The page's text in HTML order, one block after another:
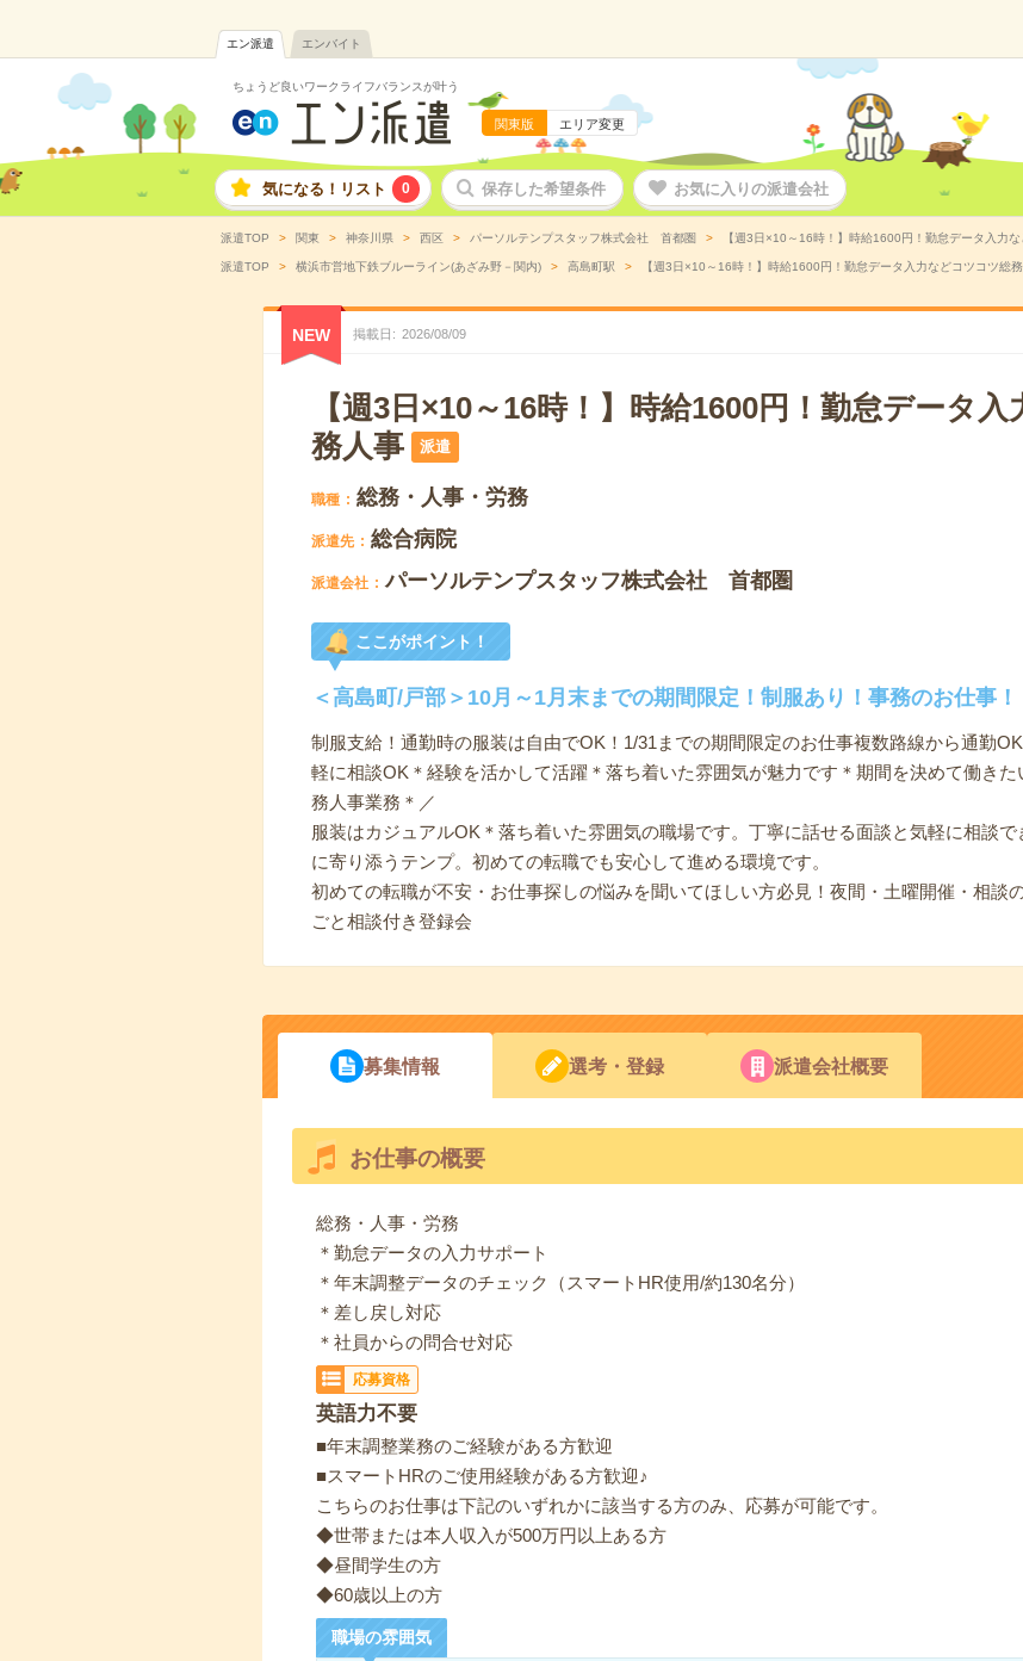
エン派遣 エンバイト
ちょうど良いワークライフバランスが叶う
関東版 エリア変更
気になる！リスト 0 保存した希望条件 お気に入りの派遣会社
派遣TOP 関東 神奈川県 西区 パーソルテンプスタッフ株式会社 首都圏 【週3日×10～16時！】時給1600円！勤怠データ入力
派遣TOP 横浜市営地下鉄ブルーライン(あざみ野－関内) 高島町駅 【週3日×10～16時！】時給1600円！勤怠データ入力などコツコツ総
NEW 掲載日 2026/08/09
【週3日×10～16時！】時給1600円！勤怠データ
務人事
派遣
職種 総務・人事・労務
派遣先 総合病院
派遣会社 パーソルテンプスタッフ株式会社 首都圏
ここがポイント！
＜高島町/戸部＞10月～1月末までの期間限定！制服あり！事務のお仕事！
制服支給！通勤時の服装は自由でOK！1/31までの期間限定のお仕事複数路線から通勤
軽に相談OK＊経験を活かして活躍＊落ち着いた雰囲気が魅力です＊期間を決めて働き
務人事業務＊／
服装はカジュアルOK＊落ち着いた雰囲気の職場です。丁寧に話せる面談と気軽に相談
に寄り添うテンプ。初めての転職でも安心して進める環境です。
初めての転職が不安・お仕事探しの悩みを聞いてほしい方必見！夜間・土曜開催・相談
ごと相談付き登録会
募集情報 選考・登録 派遣会社概要
お仕事の概要
総務・人事・労務
＊勤怠データの入力サポート
＊年末調整データのチェック（スマートHR使用/約130名分）
＊差し戻し対応
＊社員からの問合せ対応
応募資格
英語力不要
■年末調整業務のご経験がある方歓迎
■スマートHRのご使用経験がある方歓迎♪
こちらのお仕事は下記のいずれかに該当する方のみ、応募が可能です。
◆世帯または本人収入が500万円以上ある方
◆昼間学生の方
◆60歳以上の方
職場の雰囲気